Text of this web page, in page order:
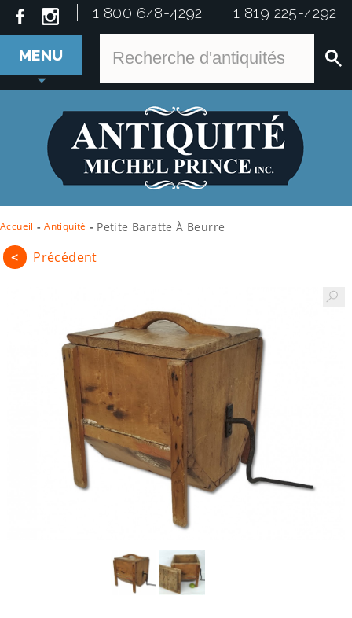
1 800 648-4292 1 819 225-4292
MENU
Accueil - Antiquité - Petite Baratte À Beurre
< Précédent